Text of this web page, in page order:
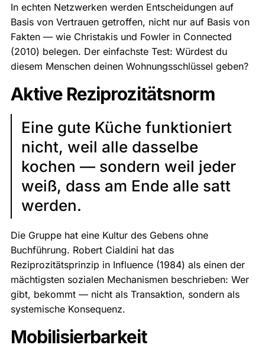
In echten Netzwerken werden Entscheidungen auf
Basis von Vertrauen getroffen, nicht nur auf Basis von
Fakten — wie Christakis und Fowler in Connected
(2010) belegen. Der einfachste Test: Würdest du
diesem Menschen deinen Wohnungsschlüssel geben?
Aktive Reziprozitätsnorm
Eine gute Küche funktioniert
nicht, weil alle dasselbe
kochen — sondern weil jeder
weiß, dass am Ende alle satt
werden.
Die Gruppe hat eine Kultur des Gebens ohne
Buchführung. Robert Cialdini hat das
Reziprozitätsprinzip in Influence (1984) als einen der
mächtigsten sozialen Mechanismen beschrieben: Wer
gibt, bekommt — nicht als Transaktion, sondern als
systemische Konsequenz.
Mobilisierbarkeit